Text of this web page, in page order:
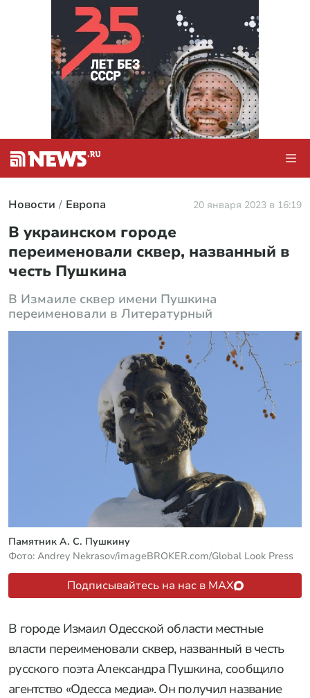
Новости Европа 20 января 2023 в 16:19
В украинском городе
переименовали сквер, названный в
честь Пушкина
В Измаиле сквер имени Пушкина
переименовали в Литературный
Памятник А. С. Пушкину
Фото: Andrey Nekrasov/imageBROKER.com/Global Look Press
Подписывайтесь на нас в MAX
В городе Измаил Одесской области местные
власти переименовали сквер, названный в честь
русского поэта Александра Пушкина, сообщило
агентство «Одесса медиа». Он получил название